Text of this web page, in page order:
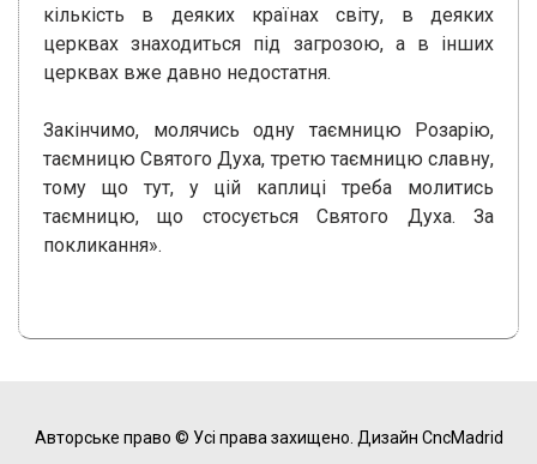
кількість в деяких країнах світу, в деяких
церквах знаходиться під загрозою, а в інших
церквах вже давно недостатня.
Закінчимо, молячись одну таємницю Розарію,
таємницю Святого Духа, третю таємницю славну,
тому що тут, у цій каплиці треба молитись
таємницю, що стосується Святого Духа. За
покликання».
Авторське право © Усі права захищено. Дизайн CncMadrid